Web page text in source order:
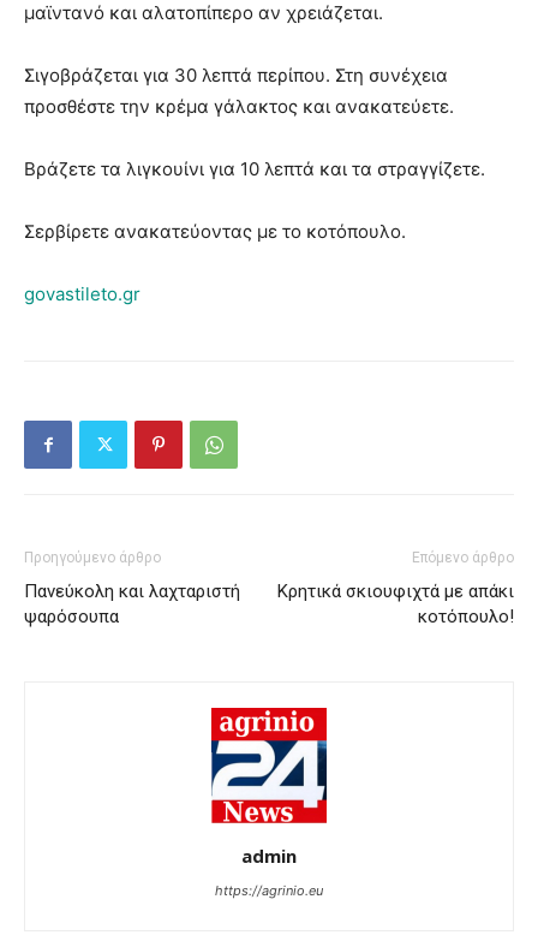
μαϊντανό και αλατοπίπερο αν χρειάζεται.
Σιγοβράζεται για 30 λεπτά περίπου. Στη συνέχεια
προσθέστε την κρέμα γάλακτος και ανακατεύετε.
Βράζετε τα λιγκουίνι για 10 λεπτά και τα στραγγίζετε.
Σερβίρετε ανακατεύοντας με το κοτόπουλο.
govastileto.gr
Προηγούμενο άρθρο
Πανεύκολη και λαχταριστή
ψαρόσουπα
Επόμενο άρθρο
Κρητικά σκιουφιχτά με απάκι
κοτόπουλο!
admin
https://agrinio.eu